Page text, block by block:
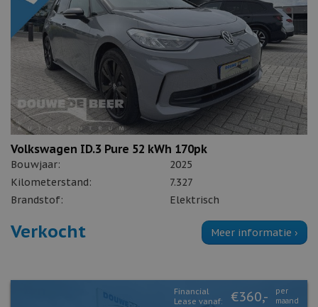
Volkswagen ID.3 Pure 52 kWh 170pk
Bouwjaar:
2025
Kilometerstand:
7.327
Brandstof:
Elektrisch
Verkocht Meer informatie ›
Financial
Lease vanaf:
€360,-
per
maand